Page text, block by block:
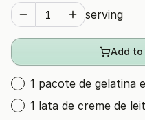
serving
Add
1 pacote de gelatina
1 lata de creme de